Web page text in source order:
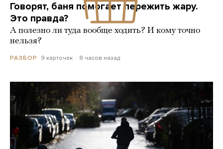
Говорят, баня помогает пережить жару.
Это правда?
А полезно ли туда вообще ходить? И кому точно
нельзя?
РАЗБОР 9 карточек 8 часов назад